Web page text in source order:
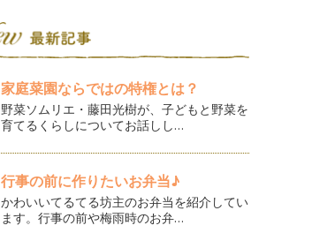
家庭菜園ならではの特権とは？
野菜ソムリエ・藤田光樹が、子どもと野菜を
育てるくらしについてお話しし…
行事の前に作りたいお弁当♪
かわいいてるてる坊主のお弁当を紹介してい
ます。行事の前や梅雨時のお弁…